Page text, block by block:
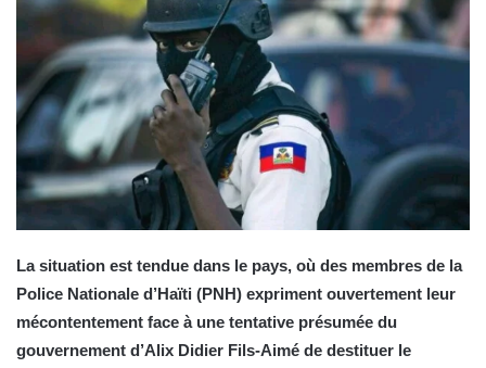
La situation est tendue dans le pays, où des membres de la
Police Nationale d’Haïti (PNH) expriment ouvertement leur
mécontentement face à une tentative présumée du
gouvernement d’Alix Didier Fils-Aimé de destituer le